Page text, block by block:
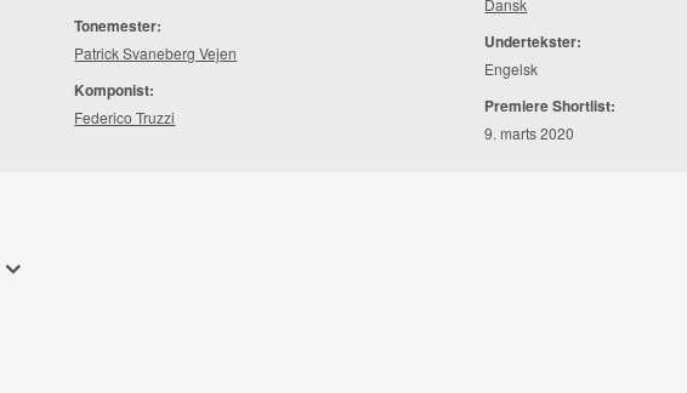
Tonemester:
Patrick Svaneberg Vejen
Komponist:
Federico Truzzi
Dansk
Undertekster:
Engelsk
Premiere Shortlist:
9. marts 2020